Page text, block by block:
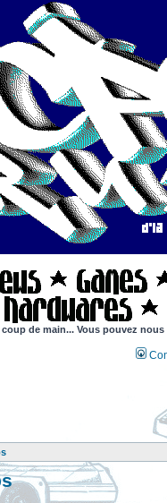
de main... Vous pouvez